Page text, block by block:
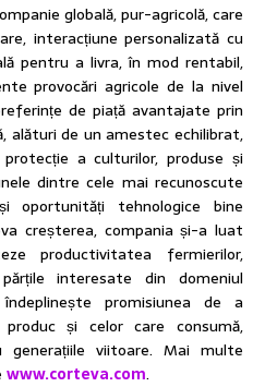
globală, pur-agricolă, care
interacțiune personalizată cu
pentru a livra, în mod rentabil,
provocări agricole de la nivel
de piață avantajate prin
alături de un amestec echilibrat,
a culturilor, produse și
dintre cele mai recunoscute
oportunități tehnologice bine
creșterea, compania și-a luat
productivitatea fermierilor,
interesate din domeniul
promisiunea de a
și celor care consumă,
generațiile viitoare. Mai multe
www.corteva.com.